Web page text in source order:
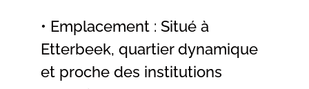
• Emplacement : Situé à
Etterbeek, quartier dynamique
et proche des institutions